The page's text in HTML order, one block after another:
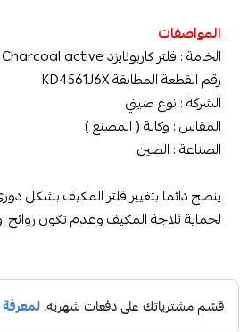
المواصفات
الخامة : فلتر كاربونايزد Charcoal active
رقم القطعة المطابقة KD4561J6X
الشركة : نوع صيني
المقاس : وكالة ( المصنع )
الصناعة : الصين
ينصح دائما بتغيير فلتر المكيف بشكل
لحماية ثلاجة المكيف وعدم تكون روائح او